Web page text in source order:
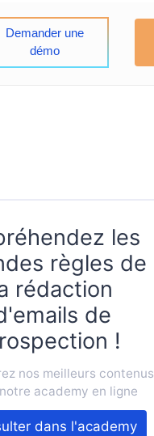
Demander une
démo
les
règles de
rédaction
de
!
nos meilleurs contenus
academy en ligne
dans l'academy